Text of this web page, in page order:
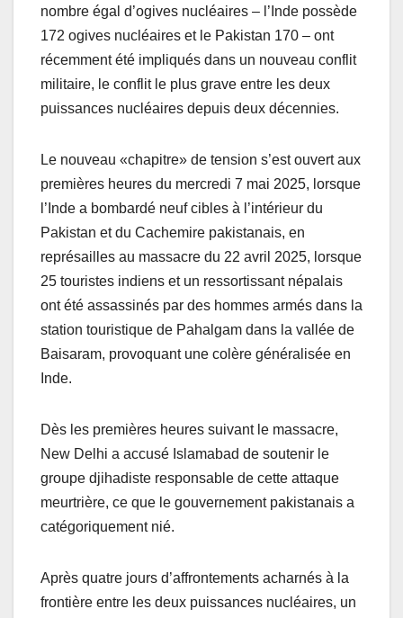
nombre égal d’ogives nucléaires – l’Inde possède
172 ogives nucléaires et le Pakistan 170 – ont
récemment été impliqués dans un nouveau conflit
militaire, le conflit le plus grave entre les deux
puissances nucléaires depuis deux décennies.
Le nouveau «chapitre» de tension s’est ouvert aux
premières heures du mercredi 7 mai 2025, lorsque
l’Inde a bombardé neuf cibles à l’intérieur du
Pakistan et du Cachemire pakistanais, en
représailles au massacre du 22 avril 2025, lorsque
25 touristes indiens et un ressortissant népalais
ont été assassinés par des hommes armés dans la
station touristique de Pahalgam dans la vallée de
Baisaram, provoquant une colère généralisée en
Inde.
Dès les premières heures suivant le massacre,
New Delhi a accusé Islamabad de soutenir le
groupe djihadiste responsable de cette attaque
meurtrière, ce que le gouvernement pakistanais a
catégoriquement nié.
Après quatre jours d’affrontements acharnés à la
frontière entre les deux puissances nucléaires, un